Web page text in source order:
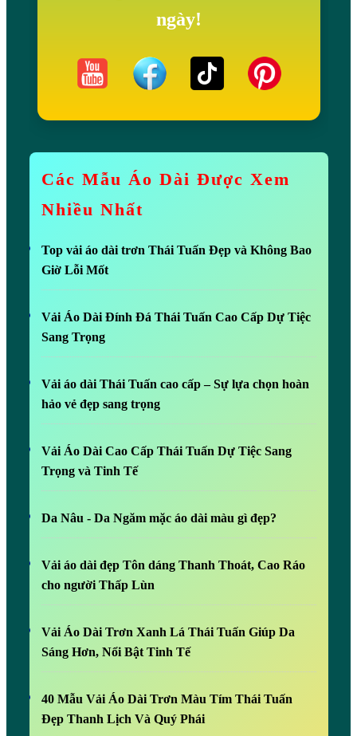
ngày!
Các Mẫu Áo Dài Được Xem
Nhiều Nhất
Top vải áo dài trơn Thái Tuấn Đẹp và Không Bao
Giờ Lỗi Mốt
Vải Áo Dài Đính Đá Thái Tuấn Cao Cấp Dự Tiệc
Sang Trọng
Vải áo dài Thái Tuấn cao cấp – Sự lựa chọn hoàn
hảo vẻ đẹp sang trọng
Vải Áo Dài Cao Cấp Thái Tuấn Dự Tiệc Sang
Trọng và Tinh Tế
Da Nâu - Da Ngăm mặc áo dài màu gì đẹp?
Vải áo dài đẹp Tôn dáng Thanh Thoát, Cao Ráo
cho người Thấp Lùn
Vải Áo Dài Trơn Xanh Lá Thái Tuấn Giúp Da
Sáng Hơn, Nổi Bật Tinh Tế
40 Mẫu Vải Áo Dài Trơn Màu Tím Thái Tuấn
Đẹp Thanh Lịch Và Quý Phái